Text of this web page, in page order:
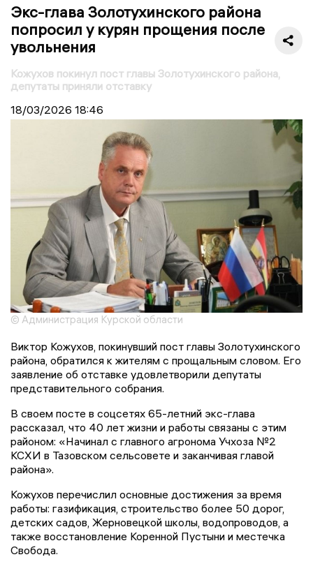
Экс-глава Золотухинского района
попросил у курян прощения после
увольнения
Кожухов покинул пост главы Золотухинского района,
депутаты приняли отставку
18/03/2026 18:46
© Администрация Курской области
Виктор Кожухов, покинувший пост главы Золотухинского
района, обратился к жителям с прощальным словом. Его
заявление об отставке удовлетворили депутаты
представительного собрания.
В своем посте в соцсетях 65-летний экс-глава
рассказал, что 40 лет жизни и работы связаны с этим
районом: «Начинал с главного агронома Учхоза №2
КСХИ в Тазовском сельсовете и заканчивая главой
района».
Кожухов перечислил основные достижения за время
работы: газификация, строительство более 50 дорог,
детских садов, Жерновецкой школы, водопроводов, а
также восстановление Коренной Пустыни и местечка
Свобода.